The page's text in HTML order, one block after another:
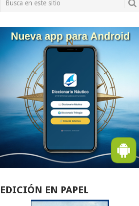
EDICIÓN EN PAPEL